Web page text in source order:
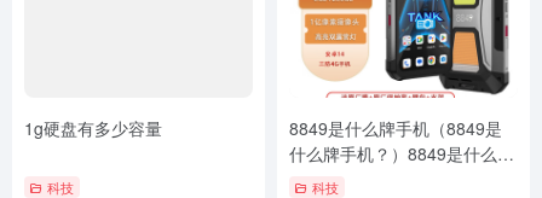
1g硬盘有多少容量
科技
8849是什么牌手机（8849是
什么牌手机？）8849是什么牌
手机？
科技